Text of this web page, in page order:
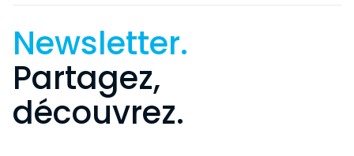
Newsletter.
Partagez,
découvrez.